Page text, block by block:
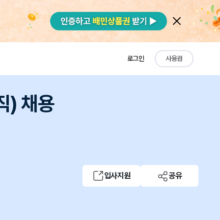
로그인 사용권
) 채용
입사지원 공유